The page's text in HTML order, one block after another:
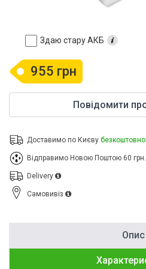
Здаю стару АКБ
955 грн
Повідомити
Доставимо по Києву безкоштовно
Відправимо Новою Поштою 60 грн.
Delivery
Cамовивіз
Опис